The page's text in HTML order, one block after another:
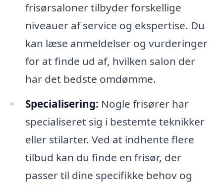
frisørsaloner tilbyder forskellige
niveauer af service og ekspertise. Du
kan læse anmeldelser og vurderinger
for at finde ud af, hvilken salon der
har det bedste omdømme.
Specialisering: Nogle frisører har
specialiseret sig i bestemte teknikker
eller stilarter. Ved at indhente flere
tilbud kan du finde en frisør, der
passer til dine specifikke behov og